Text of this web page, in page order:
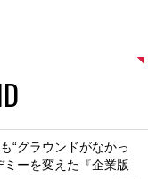
“グラウンドがなかっ
ーを変えた『企業版